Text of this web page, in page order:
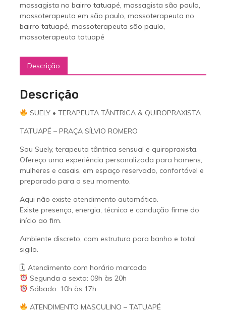
massagista no bairro tatuapé, massagista são paulo,
massoterapeuta em são paulo, massoterapeuta no
bairro tatuapé, massoterapeuta são paulo,
massoterapeuta tatuapé
Descrição
Descrição
SUELY • TERAPEUTA TÂNTRICA & QUIROPRAXISTA
TATUAPÉ – PRAÇA SÍLVIO ROMERO
Sou Suely, terapeuta tântrica sensual e quiropraxista.
Ofereço uma experiência personalizada para homens,
mulheres e casais, em espaço reservado, confortável e
preparado para o seu momento.
Aqui não existe atendimento automático.
Existe presença, energia, técnica e condução firme do
início ao fim.
Ambiente discreto, com estrutura para banho e total
sigilo.
🗓 Atendimento com horário marcado
Segunda a sexta: 09h às 20h
Sábado: 10h às 17h
ATENDIMENTO MASCULINO – TATUAPÉ